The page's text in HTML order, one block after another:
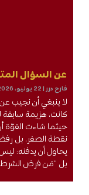
عن السؤال
فارح درر 22 يوليو، 2026
لا ينبغي أن نجيب
كانت، هزيمة سابقة
حيثما شاءت القوّة
نقطة الصفر، بل
يحاول أن يدفنه:
بل “مَن فرض الشرط